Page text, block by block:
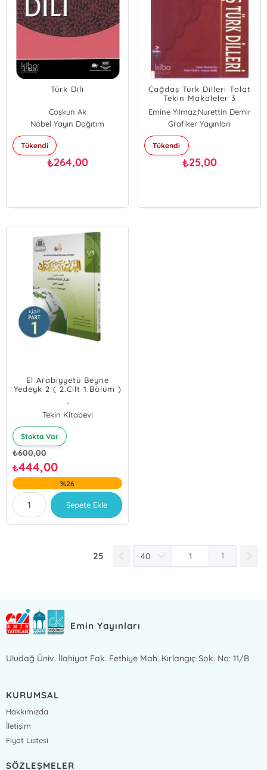
Türk Dili
Coşkun Ak
Nobel Yayın Dağıtım
Tükendi
₺264,00
Çağdaş Türk Dilleri Talat
Tekin Makaleler 3
Emine Yılmaz;Nurettin Demir
Emine Yılmaz
Nurettin Demir
Grafiker Yayınları
Tükendi
₺25,00
El Arabiyyetü Beyne
Yedeyk 2 ( 2.Cilt 1.Bölüm )
-
Tekin Kitabevi
Stokta Var
₺600,00
₺444,00
%26
Sepete Ekle
25 1
Emin Yayınları
Uludağ Üniv. İlahiyat Fak. Fethiye Mah. Kırlangıç Sok. No: 11/B
KURUMSAL
Hakkımızda
İletişim
Fiyat Listesi
SÖZLEŞMELER